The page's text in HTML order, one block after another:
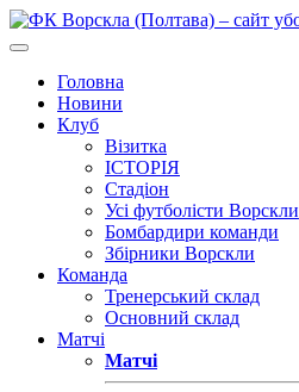
Головна
Новини
Клуб
Візитка
ІСТОРІЯ
Стадіон
Усі футболісти Ворскли
Бомбардири команди
Збірники Ворскли
Команда
Тренерський склад
Основний склад
Матчі
Матчі